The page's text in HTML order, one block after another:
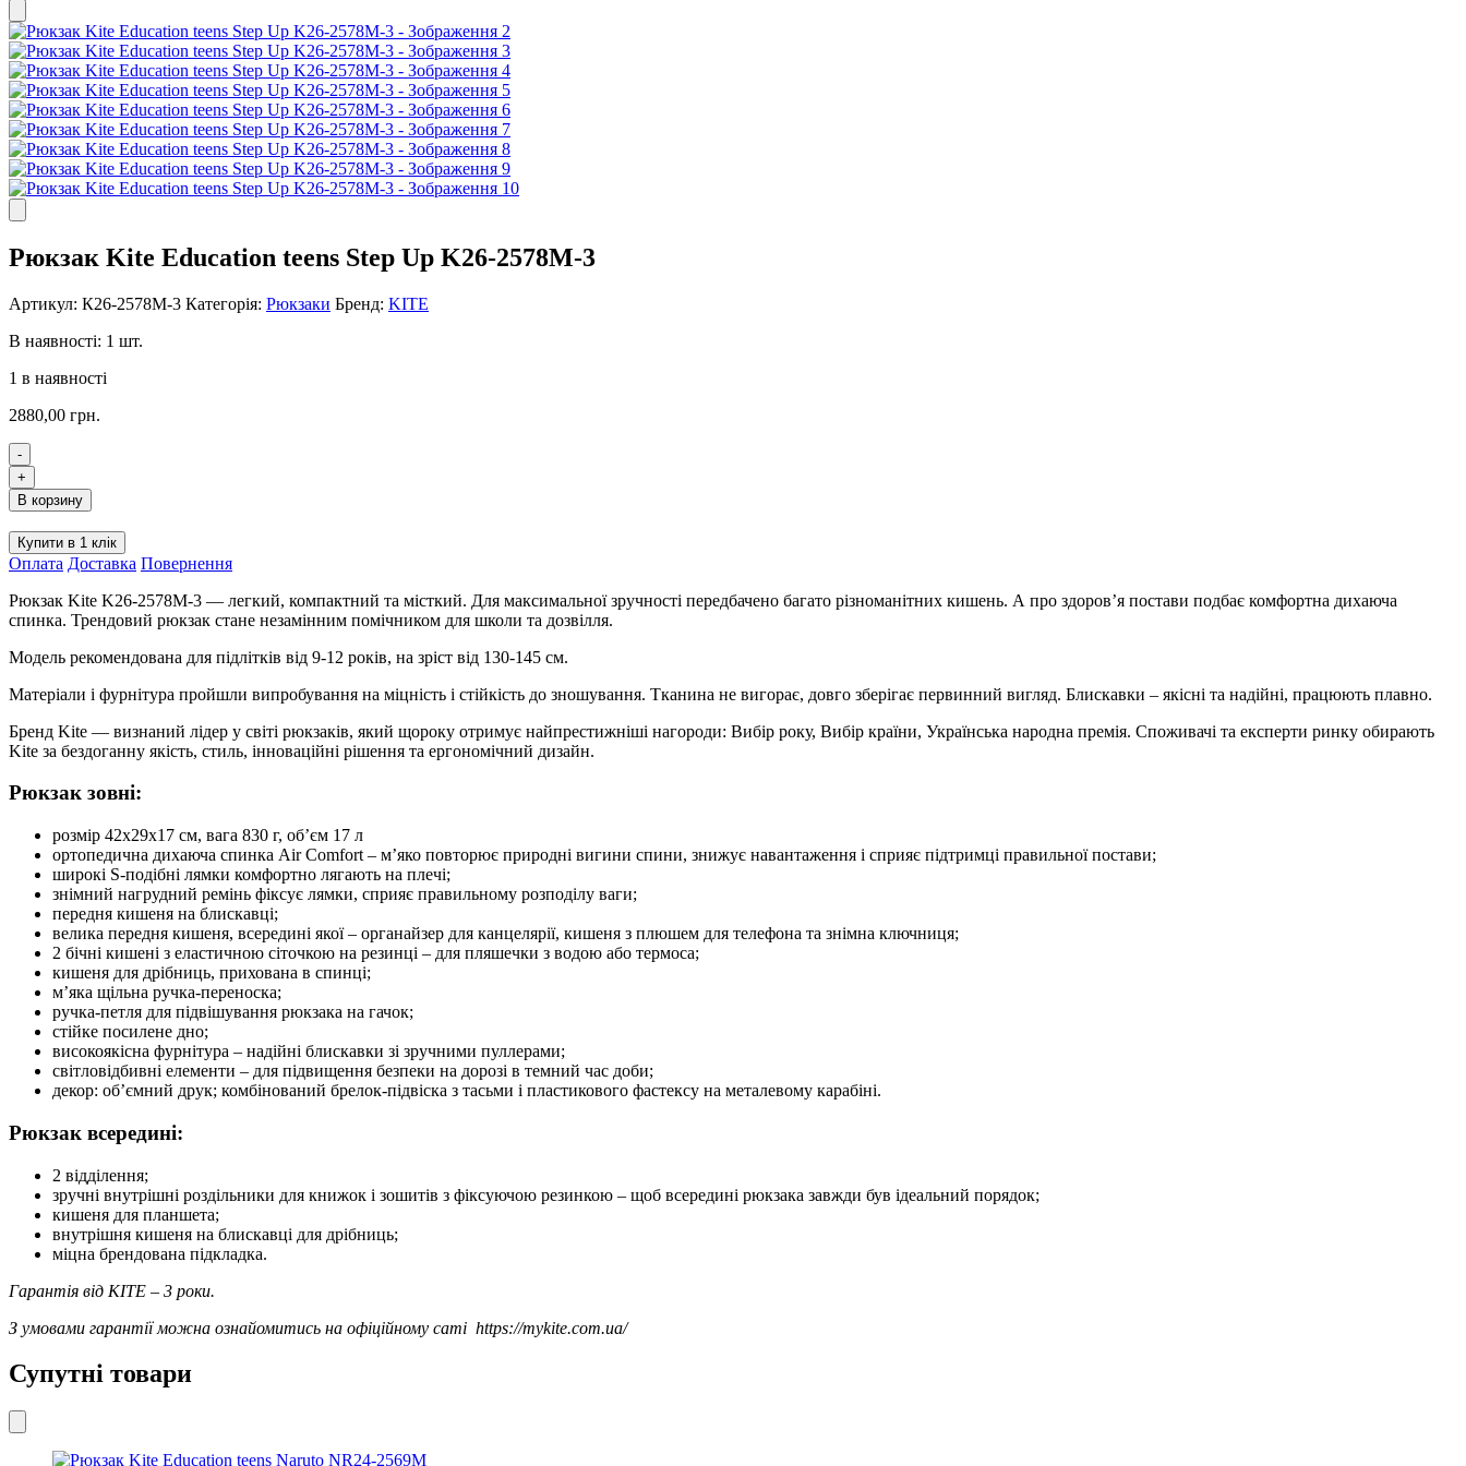
Рюкзак Kite Education teens Step Up K26-2578M-3
Артикул: К26-2578M-3 Категорія: Рюкзаки Бренд: KITE
В наявності: 1 шт.
1 в наявності
2880,00 грн.
-
Рюкзак
Kite
Education
teens
Step
Up
K26-
2578M-
3
кількість
+
В корзину
Купити в 1 клік
Оплата Доставка Повернення
Рюкзак Kite K26-2578M-3 — легкий, компактний та місткий. Для максимальної зручності передбачено багато різноманітних кишень. А про здоров’я постави подбає комфортна дихаюча
спинка. Трендовий рюкзак стане незамінним помічником для школи та дозвілля.
Модель рекомендована для підлітків від 9-12 років, на зріст від 130-145 см.
Матеріали і фурнітура пройшли випробування на міцність і стійкість до зношування. Тканина не вигорає, довго зберігає первинний вигляд. Блискавки – якісні та надійні, працюють плавно.
Бренд Kite — визнаний лідер у світі рюкзаків, який щороку отримує найпрестижніші нагороди: Вибір року, Вибір країни, Українська народна премія. Споживачі та експерти ринку обирають
Kite за бездоганну якість, стиль, інноваційні рішення та ергономічний дизайн.
Рюкзак зовні:
розмір 42x29x17 см, вага 830 г, об’єм 17 л
ортопедична дихаюча спинка Air Comfort – м’яко повторює природні вигини спини, знижує навантаження і сприяє підтримці правильної постави;
широкі S-подібні лямки комфортно лягають на плечі;
знімний нагрудний ремінь фіксує лямки, сприяє правильному розподілу ваги;
передня кишеня на блискавці;
велика передня кишеня, всередині якої – органайзер для канцелярії, кишеня з плюшем для телефона та знімна ключниця;
2 бічні кишені з еластичною сіточкою на резинці – для пляшечки з водою або термоса;
кишеня для дрібниць, прихована в спинці;
м’яка щільна ручка-переноска;
ручка-петля для підвішування рюкзака на гачок;
стійке посилене дно;
високоякісна фурнітура – надійні блискавки зі зручними пуллерами;
світловідбивні елементи – для підвищення безпеки на дорозі в темний час доби;
декор: об’ємний друк; комбінований брелок-підвіска з тасьми і пластикового фастексу на металевому карабіні.
Рюкзак всередині:
2 відділення;
зручні внутрішні роздільники для книжок і зошитів з фіксуючою резинкою – щоб всередині рюкзака завжди був ідеальний порядок;
кишеня для планшета;
внутрішня кишеня на блискавці для дрібниць;
міцна брендована підкладка.
Гарантія від KITE – 3 роки.
З умовами гарантії можна ознайомитись на офіційному саті https://mykite.com.ua/
Супутні товари